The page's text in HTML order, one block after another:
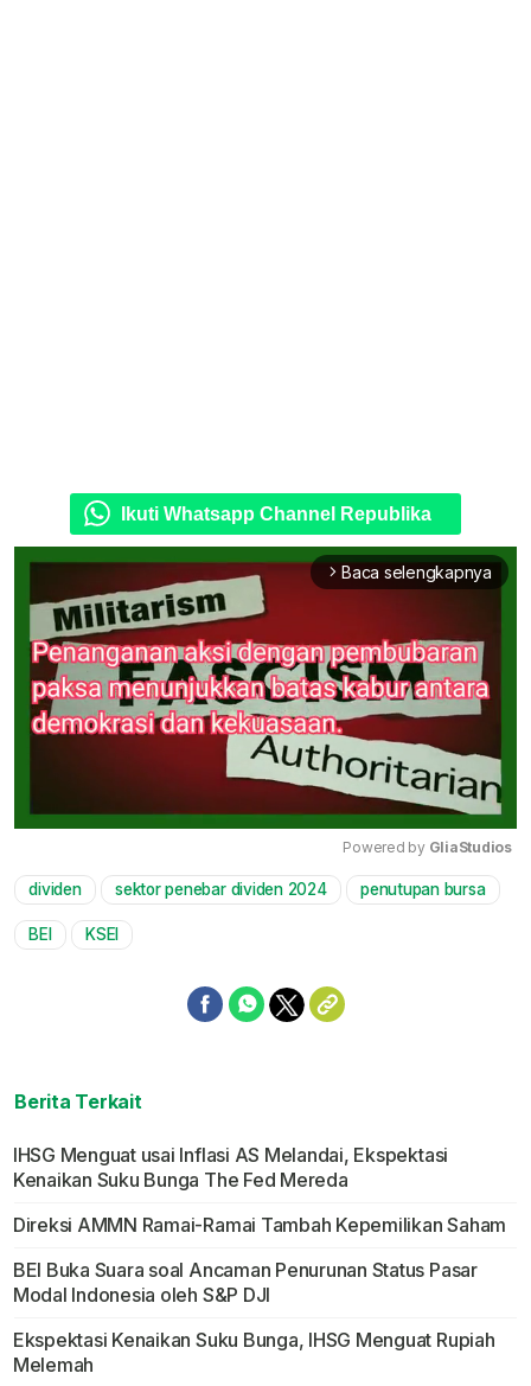
Ikuti Whatsapp Channel Republika
arrow_forward_ios Baca selengkapnya
Mute
Powered by GliaStudios
dividen sektor penebar dividen 2024 penutupan bursa
BEI KSEI
Berita Terkait
IHSG Menguat usai Inflasi AS Melandai, Ekspektasi
Kenaikan Suku Bunga The Fed Mereda
Direksi AMMN Ramai-Ramai Tambah Kepemilikan Saham
BEI Buka Suara soal Ancaman Penurunan Status Pasar
Modal Indonesia oleh S&P DJI
Ekspektasi Kenaikan Suku Bunga, IHSG Menguat Rupiah
Melemah